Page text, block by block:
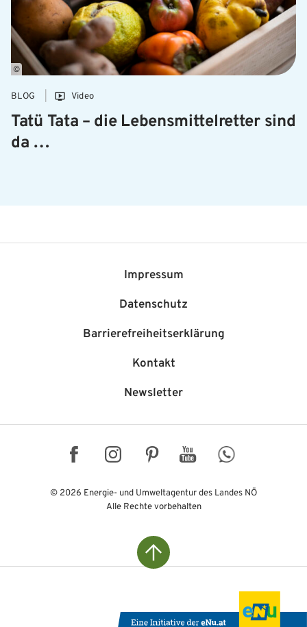
©
BLOG Video
Tatü Tata – die Lebensmittelretter sind
da …
Impressum
Datenschutz
Barriere­freiheits­erklärung
Kontakt
Newsletter
FacebookInstagramPinterestYouTubeWhatsApp
© 2026 Energie- und Umweltagentur des Landes NÖ
Alle Rechte vorbehalten